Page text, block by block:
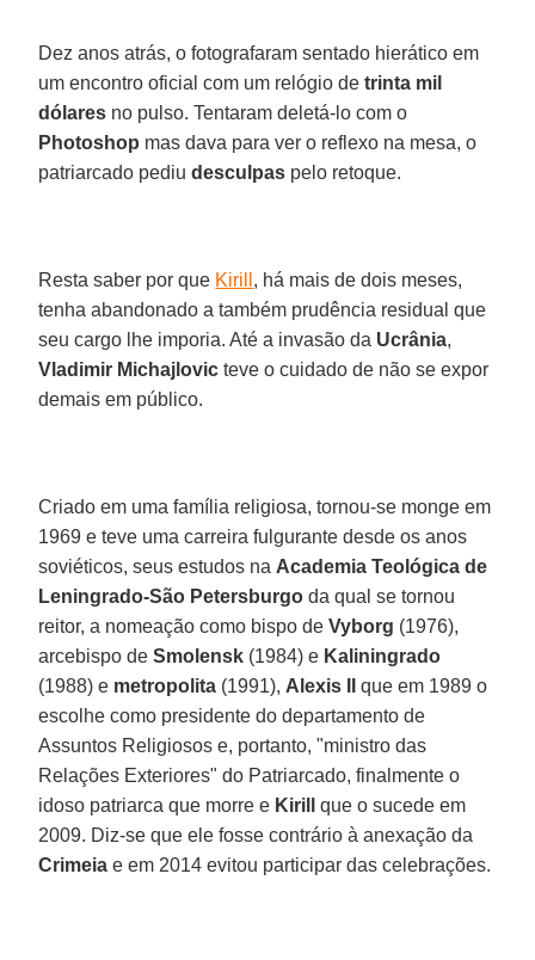
Dez anos atrás, o fotografaram sentado hierático em
um encontro oficial com um relógio detrinta mil
dólares no pulso. Tentaram deletá-lo com o
Photoshop mas dava para ver o reflexo na mesa, o
patriarcado pediudesculpas pelo retoque.
Resta saber por que Kirill , há mais de dois meses,
tenha abandonado a também prudência residual que
seu cargo lhe imporia. Até a invasão da Ucrânia,
Vladimir Michajlovic teve o cuidado de não se expor
demais em público.
Criado em uma família religiosa, tornou-se monge em
1969 e teve uma carreira fulgurante desde os anos
soviéticos, seus estudos na Academia Teológica de
Leningrado-São Petersburgo da qual se tornou
reitor, a nomeação como bispo deVyborg (1976),
arcebispo deSmolensk (1984) e Kaliningrado
(1988) e metropolita (1991), Alexis II
que em 1989 o
escolhe como presidente do departamento de
Assuntos Religiosos e, portanto, "ministro das
Relações Exteriores" do Patriarcado, finalmente o
idoso patriarca que morre e Kirill
que o sucede em
2009. Diz-se que ele fosse contrário à anexação da
Crimeia e em 2014 evitou participar das celebrações.